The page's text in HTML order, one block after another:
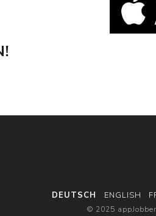
DEUTSCH ENGLISH
© 2025 appJobber